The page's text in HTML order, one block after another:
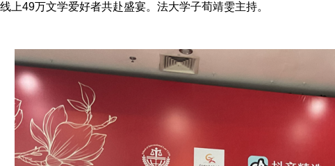
线上49万文学爱好者共赴盛宴。法大学子荀靖雯主持。